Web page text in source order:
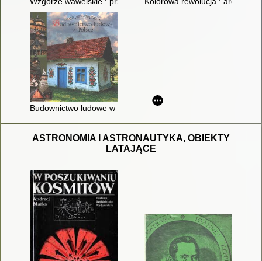
Budownictwo ludowe w Polsce
ASTRONOMIA I ASTRONAUTYKA, OBIEKTY
LATAJĄCE